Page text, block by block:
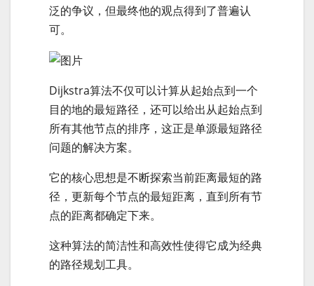
泛的争议，但最终他的观点得到了普遍认
可。
Dijkstra算法不仅可以计算从起始点到一个
目的地的最短路径，还可以给出从起始点到
所有其他节点的排序，这正是单源最短路径
问题的解决方案。
它的核心思想是不断探索当前距离最短的路
径，更新每个节点的最短距离，直到所有节
点的距离都确定下来。
这种算法的简洁性和高效性使得它成为经典
的路径规划工具。